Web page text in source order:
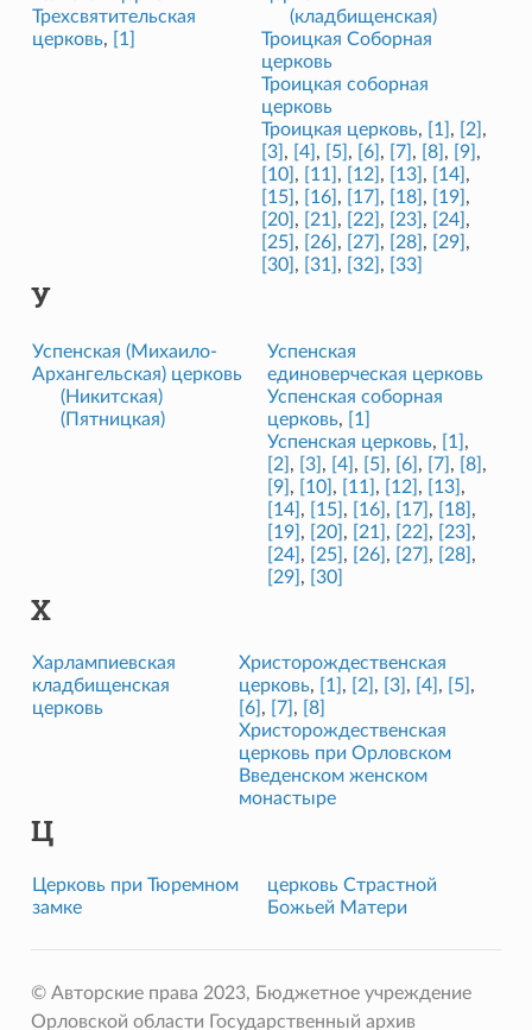
Трехсвятительская
церковь, [1]
(кладбищенская)
Троицкая Соборная
церковь
Троицкая соборная
церковь
Троицкая церковь, [1] , [2] ,
[3] , [4] , [5] , [6] , [7] , [8] , [9] ,
[10] , [11] , [12] , [13] , [14] ,
[15] , [16] , [17] , [18] , [19] ,
[20] , [21] , [22] , [23] , [24] ,
[25] , [26] , [27] , [28] , [29] ,
[30] , [31] , [32] , [33]
У
Успенская (Михаило-
Архангельская) церковь
(Никитская)
(Пятницкая)
Успенская
единоверческая церковь
Успенская соборная
церковь, [1]
Успенская церковь, [1],
[2], [3], [4], [5], [6], [7], [8],
[9], [10], [11], [12], [13],
[14], [15], [16], [17], [18],
[19], [20], [21], [22], [23],
[24], [25], [26], [27], [28],
[29], [30]
Х
Харлампиевская
кладбищенская
церковь
Христорождественская
церковь, [1] , [2] , [3] , [4] , [5] ,
[6] , [7] ,
[8]
Христорождественская
церковь при Орловском
Введенском женском
монастыре
Ц
Церковь при Тюремном
замке
церковь Страстной
Божьей Матери
© Авторские права 2023, Бюджетное учреждение
Орловской области Государственный архив